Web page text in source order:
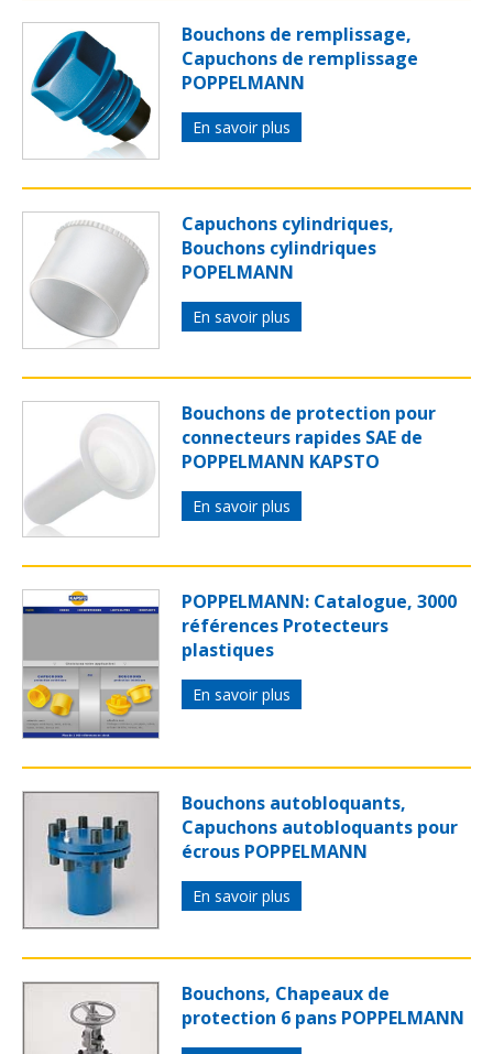
Bouchons de remplissage,
Capuchons de remplissage
POPPELMANN
En savoir plus
Capuchons cylindriques,
Bouchons cylindriques
POPELMANN
En savoir plus
Bouchons de protection pour
connecteurs rapides SAE de
POPPELMANN KAPSTO
En savoir plus
POPPELMANN: Catalogue, 3000
références Protecteurs
plastiques
En savoir plus
Bouchons autobloquants,
Capuchons autobloquants pour
écrous POPPELMANN
En savoir plus
Bouchons, Chapeaux de
protection 6 pans POPPELMANN